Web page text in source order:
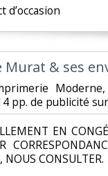
d’occasion
Murat & ses
pp. de publicité
EN
NOUS CONSULTER.‎